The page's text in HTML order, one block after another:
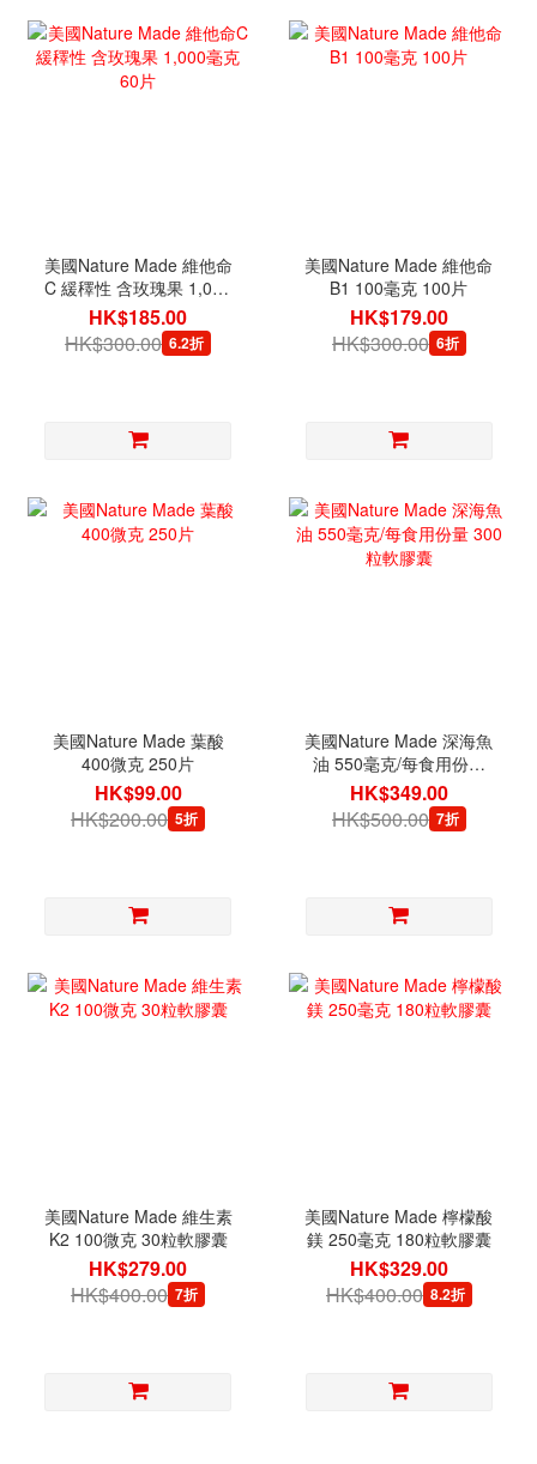
美國Nature Made 維他命
C 緩䆁性 含玫瑰果 1,000
毫克 60片
HK$185.00
HK$300.00 6.2折
美國Nature Made 維他命
B1 100毫克 100片
HK$179.00
HK$300.00 6折
美國Nature Made 葉酸
400微克 250片
HK$99.00
HK$200.00 5折
美國Nature Made 深海魚
油 550毫克/每食用份量
300粒軟膠囊
HK$349.00
HK$500.00 7折
美國Nature Made 維生素
K2 100微克 30粒軟膠囊
HK$279.00
HK$400.00 7折
美國Nature Made 檸檬酸
鎂 250毫克 180粒軟膠囊
HK$329.00
HK$400.00 8.2折